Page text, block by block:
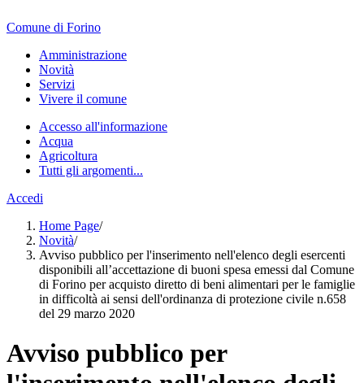
Comune di Forino
Amministrazione
Novità
Servizi
Vivere il comune
Accesso all'informazione
Acqua
Agricoltura
Tutti gli argomenti...
Accedi
Home Page/
Novità/
Avviso pubblico per l'inserimento nell'elenco degli esercenti
disponibili all’accettazione di buoni spesa emessi dal Comune
di Forino per acquisto diretto di beni alimentari per le famiglie
in difficoltà ai sensi dell'ordinanza di protezione civile n.658
del 29 marzo 2020
Avviso pubblico per